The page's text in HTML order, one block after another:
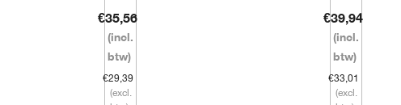
€35,56
(incl.
btw)
€29,39
(excl.
€39,94
(incl.
btw)
€33,01
(excl.